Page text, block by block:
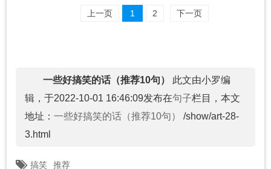
上一页 1 2 下一页
一些好搞笑的话（推荐10句） 此文由小罗编
辑，于2022-10-01 16:46:09发布在句子栏目，本文
地址： 一些好搞笑的话（推荐10句） /show/art-28-
3.html
搞笑 推荐